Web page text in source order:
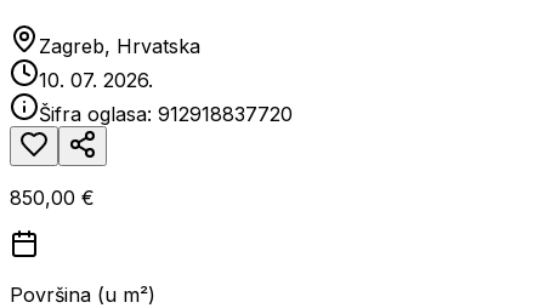
Zagreb, Hrvatska
10. 07. 2026.
Šifra oglasa: 912918837720
850,00 €
Površina (u m²)